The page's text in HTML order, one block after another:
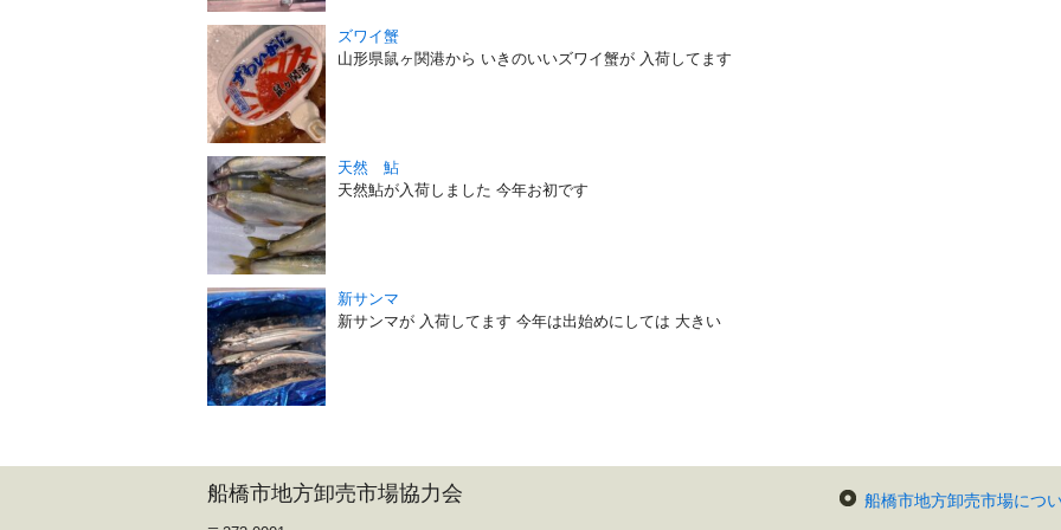
ズワイ蟹
山形県鼠ヶ関港から いきのいいズワイ蟹が 入荷してます
天然 鮎
天然鮎が入荷しました 今年お初です
新サンマ
新サンマが 入荷してます 今年は出始めにしては 大きい
船橋市地方卸売市場協力会 船橋市地方卸売市場につ